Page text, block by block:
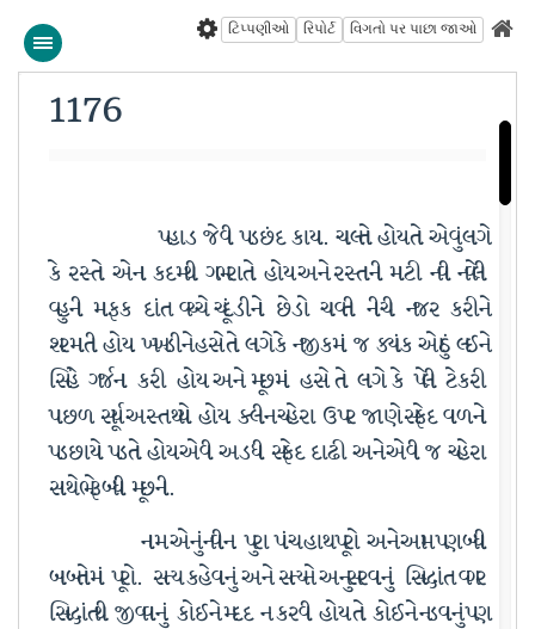
વિગતો પર પાછા જાઓ
રિપોર્ટ
ટિપ્પણીઓ
1176
પહાડ જેવી પડછંદ કાયા. ચાલતો હોય તો એવું લાગે
કે રસ્તો એના કદમથી ગભરાતો હોય અને રસ્તાની માટી નવી નવેલી
વહુની માફક દાંત વચ્ચે ચૂંદડીનો છેડો ચાવતી નીચી નજર કરીને
શરમાતી હોય. ખખડીને હસે તો લાગે કે નજીકમાં જ ક્યાંક ઓઠું લઈને
સિંહે ગર્જના કરી હોય અને મૂછમાં હસે તો લાગે કે પેલી ટેકરી
પાછળ સૂર્ય અસ્ત થયો હોય. ક્લીન ચહેરા ઉપર જાણે સફેદ વાળનો
પડછાયો પડતો હોય એવી અડધી સફેદ દાઢી અને એવી જ ચહેરા
સાથે ભેરૂબંધી મૂછની.
નામ એનું નવીન. પુરા પાંચ હાથ પૂરો અને આમ પણ બધી
બાબતોમાં પૂરો. સત્ય કહેવાનું અને સત્યને અનુસરવાનું. સિદ્ધાંત વગર
સિદ્ધાંતથી જીવવાનું. કોઈને મદદ ન કરવી હોય તો કોઈને નડવાનું પણ